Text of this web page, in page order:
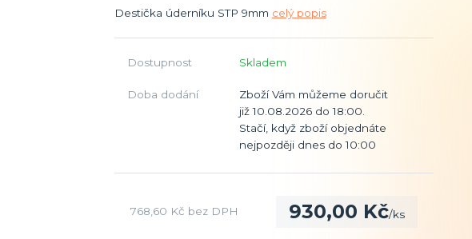
Destička úderníku STP 9mm celý popis
Dostupnost Skladem
Doba dodání
Zboží Vám můžeme doručit
již 10.08.2026 do 18:00.
Stačí, když zboží objednáte
nejpozději dnes do 10:00
930,00 Kč/ks
768,60 Kč bez DPH